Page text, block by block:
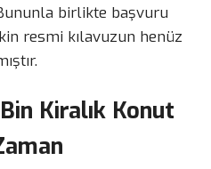
birlikte başvuru
resmi kılavuzun henüz
Kiralık Konut